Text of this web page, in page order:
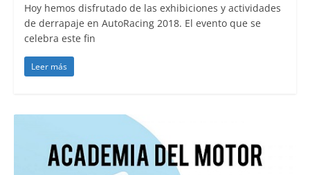
Hoy hemos disfrutado de las exhibiciones y actividades
de derrapaje en AutoRacing 2018. El evento que se
celebra este fin
Leer más